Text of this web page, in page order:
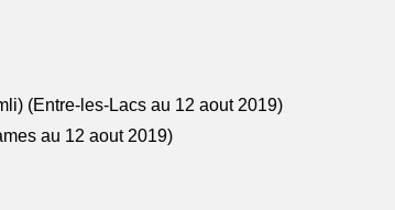
(Entre-les-Lacs au 12 aout 2019)
au 12 aout 2019)